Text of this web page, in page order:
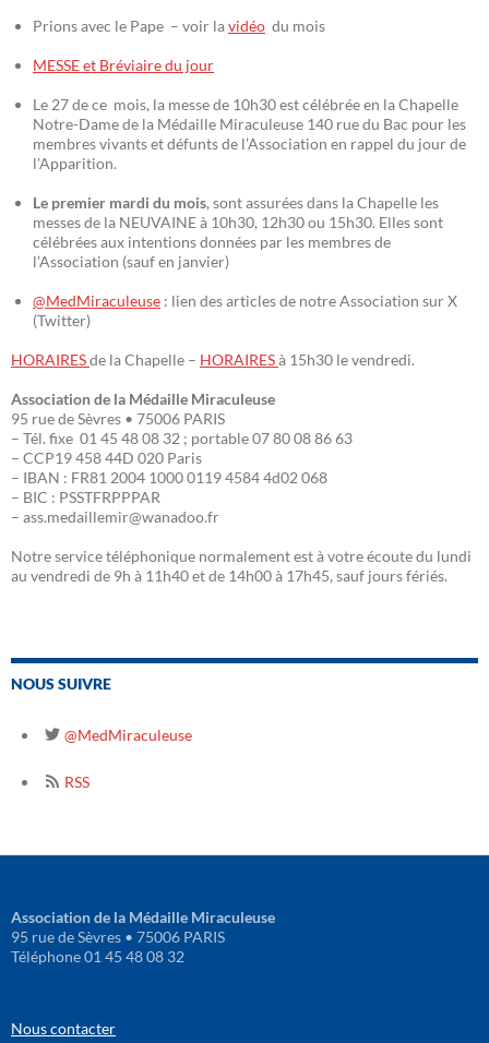
Prions avec le Pape – voir lavidéo du mois
MESSE et Bréviaire du jour
Le 27 de ce mois, la messe de 10h30 est célébrée en la Chapelle
Notre-Dame de la Médaille Miraculeuse 140 rue du Bac pour les
membres vivants et défunts de l’Association en rappel du jour de
l’Apparition.
Le premier mardi du mois, sont assurées dans la Chapelle les
messes de la NEUVAINE à 10h30, 12h30 ou 15h30. Elles sont
célébrées aux intentions données par les membres de
l’Association (sauf en janvier)
@MedMiraculeuse : lien des articles de notre Association sur X
(Twitter)
HORAIRESde la Chapelle – HORAIRESà 15h30 le vendredi.
Association de la Médaille Miraculeuse
95 rue de Sèvres • 75006 PARIS
– Tél. fixe 01 45 48 08 32 ; portable 07 80 08 86 63
– CCP19 458 44D 020 Paris
– IBAN : FR81 2004 1000 0119 4584 4d02 068
– BIC : PSSTFRPPPAR
– ass.medaillemir@wanadoo.fr
Notre service téléphonique normalement est à votre écoute du lundi
au vendredi de 9h à 11h40 et de 14h00 à 17h45, sauf jours fériés.
NOUS SUIVRE
@MedMiraculeuse
RSS
Association de la Médaille Miraculeuse
95 rue de Sèvres • 75006 PARIS
Téléphone 01 45 48 08 32
Nous contacter